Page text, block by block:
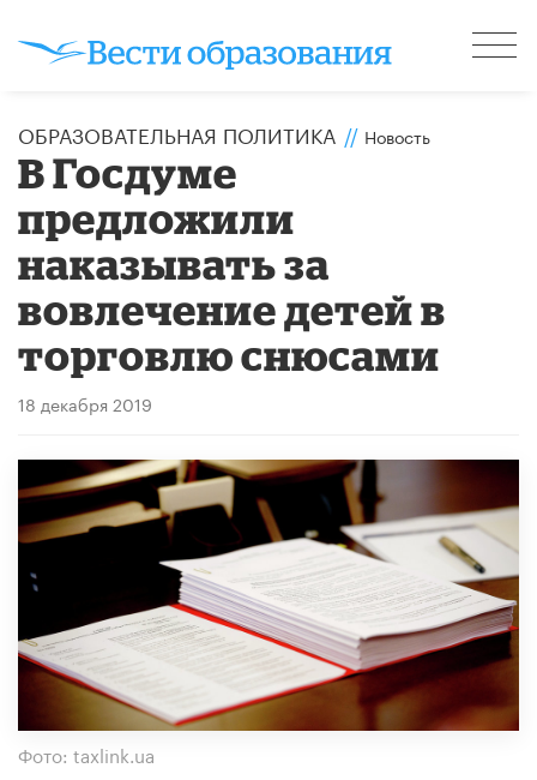
ОБРАЗОВАТЕЛЬНАЯ ПОЛИТИКА // Новость
В Госдуме
предложили
наказывать за
вовлечение детей в
торговлю снюсами
18 декабря 2019
Фото: taxlink.ua